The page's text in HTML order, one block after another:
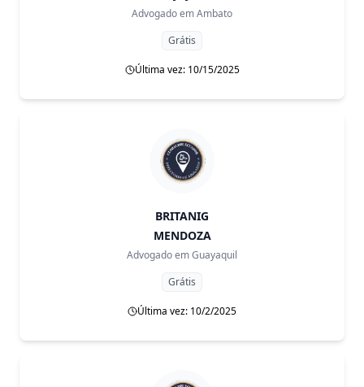
Advogado emAmbato
Grátis
Última vez: 10/15/2025
BRITANIG
MENDOZA
Advogado emGuayaquil
Grátis
Última vez: 10/2/2025